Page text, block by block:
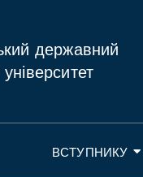
державний
ВСТУПНИКУ